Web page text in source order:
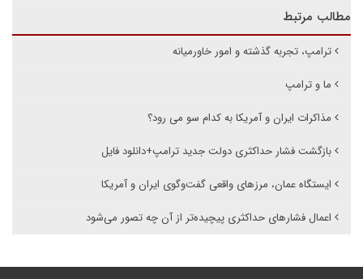
مطالب مرتبط
ترامپ، تجربه گذشته و امور خاورمیانه
ما و ترامپ
مذاکرات ایران و آمریکا به کدام سو می رود؟
بازگشت فشار حداکثری دولت جدید ترامپ+دانلود فایل
ایستگاه عمان، مرزهای واقعی گفت‌وگوی ایران و آمریکا
اعمال فشارهای حداکثری پیچیده‌تر از آن چه تصور می‌شود